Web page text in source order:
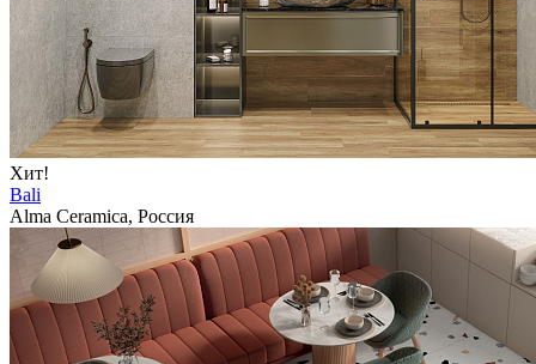
Хит!
Bali
Alma Ceramica, Россия